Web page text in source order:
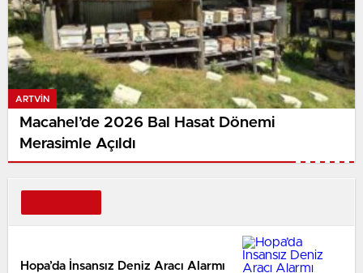
ARTVIN
Macahel’de 2026 Bal Hasat Dönemi
Merasimle Açıldı
Hopa’da İnsansız Deniz Aracı Alarmı